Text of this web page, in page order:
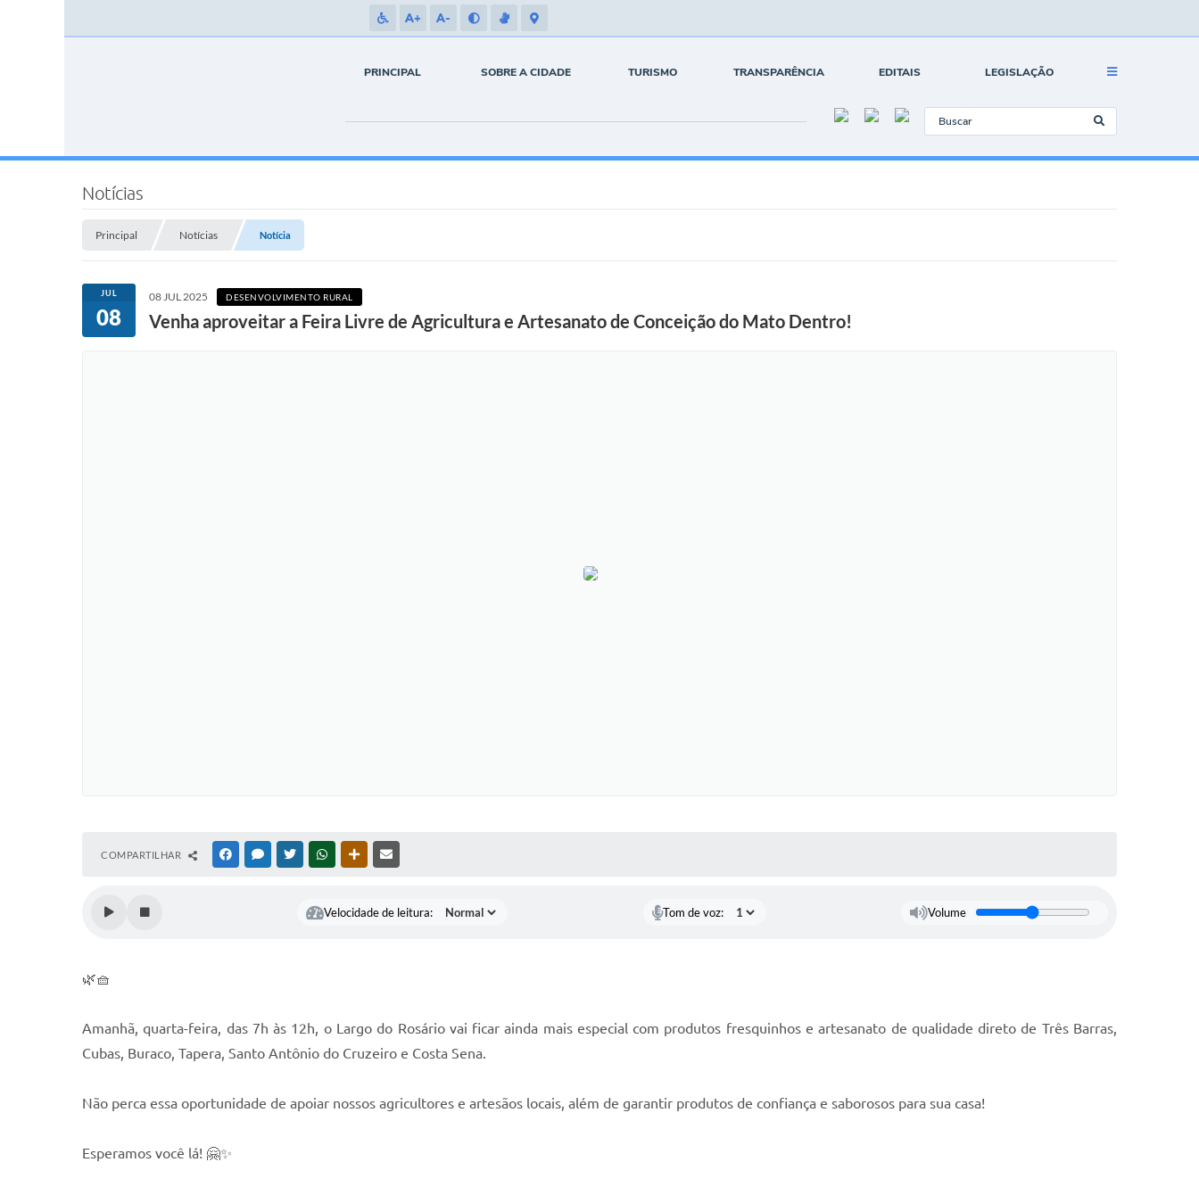
A+ A-
PRINCIPAL SOBRE A CIDADE TURISMO TRANSPARÊNCIA EDITAIS LEGISLAÇÃO
Notícias
Principal Notícias Notícia
JUL
08
08 JUL 2025 DESENVOLVIMENTO RURAL
Venha aproveitar a Feira Livre de Agricultura e Artesanato de Conceição do Mato Dentro!
COMPARTILHAR FACEBOOKMESSENGER
TWITTERWHATSAPPOUTRAS MÍDIAS
Velocidade de leitura: Tom de voz: Volume
🌿🧺
Amanhã, quarta-feira, das 7h às 12h, o Largo do Rosário vai ficar ainda mais especial com produtos fresquinhos e artesanato de qualidade direto de Três Barras,
Cubas, Buraco, Tapera, Santo Antônio do Cruzeiro e Costa Sena.
Não perca essa oportunidade de apoiar nossos agricultores e artesãos locais, além de garantir produtos de confiança e saborosos para sua casa!
Esperamos você lá! 🤗✨